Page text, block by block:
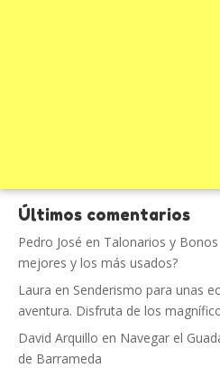
Últimos comentarios
Pedro José en Talonarios y
mejores y los más usados?
Laura en Senderismo para unas
aventura. Disfruta de los
David Arquillo en Navegar el
de Barrameda